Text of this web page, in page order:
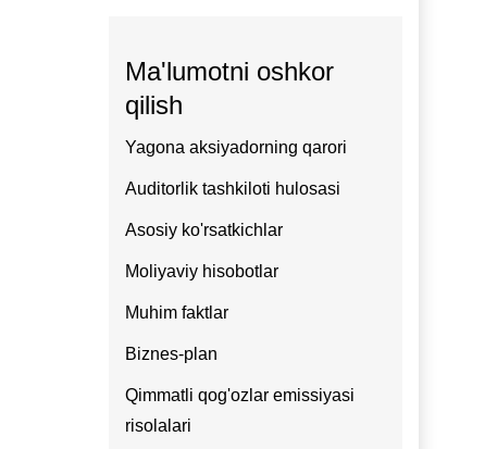
Ma'lumotni oshkor
qilish
Yagona aksiyadorning qarori
Auditorlik tashkiloti hulosasi
Asosiy ko'rsatkichlar
Moliyaviy hisobotlar
Muhim faktlar
Biznes-plan
Qimmatli qog'ozlar emissiyasi
risolalari